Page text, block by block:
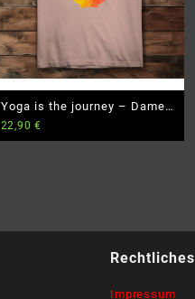
Yoga is the journey – Damen
Premium Bio T-Shirt
22,90€
Rechtliches
Impressum